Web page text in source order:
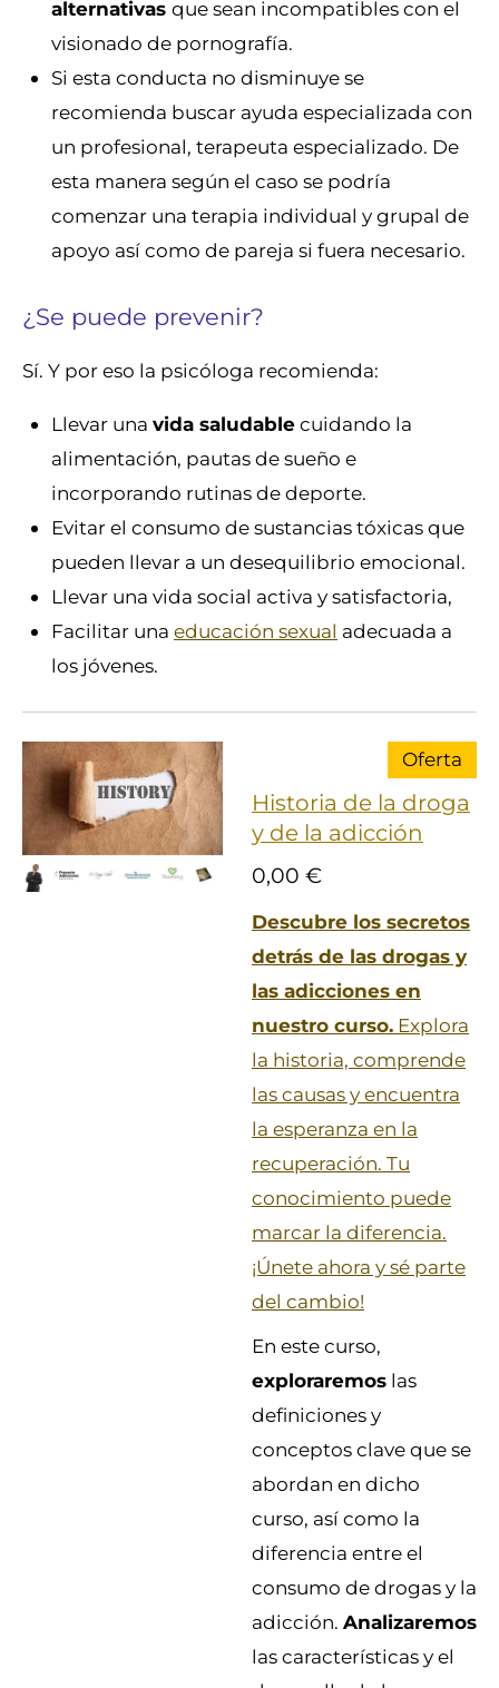
alternativas que sean incompatibles con el
visionado de pornografía.
Si esta conducta no disminuye se
recomienda buscar ayuda especializada con
un profesional, terapeuta especializado. De
esta manera según el caso se podría
comenzar una terapia individual y grupal de
apoyo así como de pareja si fuera necesario.
¿Se puede prevenir?
Sí. Y por eso la psicóloga recomienda:
Llevar una vida saludablecuidando la
alimentación, pautas de sueño e
incorporando rutinas de deporte.
Evitar el consumo de sustancias tóxicas que
pueden llevar a un desequilibrio emocional.
Llevar una vida social activa y satisfactoria,
Facilitar una educación sexual adecuada a
los jóvenes.
Oferta
Historia de la droga
y de la adicción
0,00 €
Descubre los secretos
detrás de las drogas y
las adicciones en
nuestro curso. Explora
la historia, comprende
las causas y encuentra
la esperanza en la
recuperación. Tu
conocimiento puede
marcar la diferencia.
¡Únete ahora y sé parte
del cambio!
En este curso,
exploraremos las
definiciones y
conceptos clave que se
abordan en dicho
curso, así como la
diferencia entre el
consumo de drogas y la
adicción. Analizaremos
las características y el